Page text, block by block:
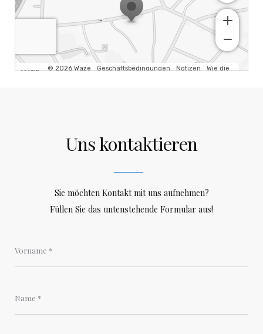
Uns kontaktieren
Sie möchten Kontakt mit uns aufnehmen?
Füllen Sie das untenstehende Formular aus!